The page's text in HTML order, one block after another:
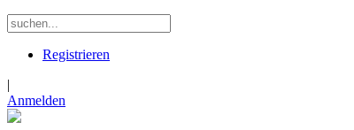
Registrieren
|
Anmelden